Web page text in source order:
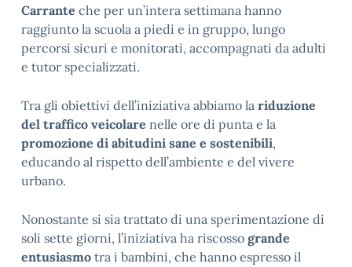
Carrante che per un’intera settimana hanno
raggiunto la scuola a piedi e in gruppo, lungo
percorsi sicuri e monitorati, accompagnati da adulti
e tutor specializzati.
Tra gli obiettivi dell’iniziativa abbiamo la riduzione
del traffico veicolare nelle ore di punta e la
promozione di abitudini sane e sostenibili,
educando al rispetto dell’ambiente e del vivere
urbano.
Nonostante si sia trattato di una sperimentazione di
soli sette giorni, l’iniziativa ha riscosso grande
entusiasmo tra i bambini, che hanno espresso il